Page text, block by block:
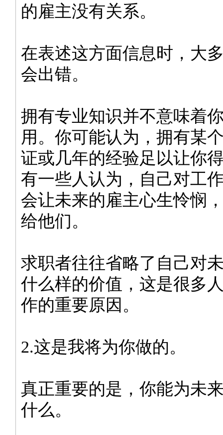
的雇主没有关系。
在表述这方面信息时，大
会出错。
拥有专业知识并不意味着
用。你可能认为，拥有某
证或几年的经验足以让你
有一些人认为，自己对工
会让未来的雇主心生怜悯
给他们。
求职者往往省略了自己对
什么样的价值，这是很多
作的重要原因。
2.这是我将为你做的。
真正重要的是，你能为未
什么。